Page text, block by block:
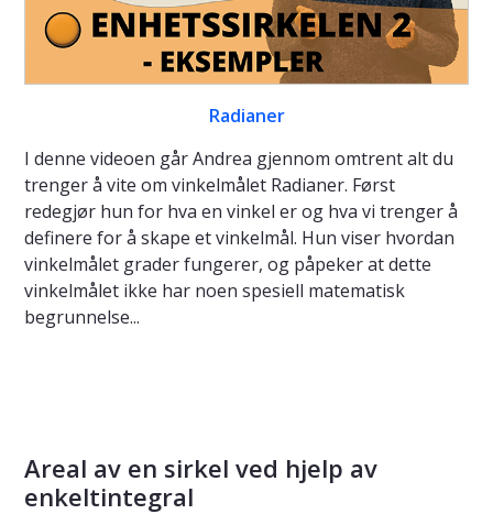
Radianer
I denne videoen går Andrea gjennom omtrent alt du
trenger å vite om vinkelmålet Radianer. Først
redegjør hun for hva en vinkel er og hva vi trenger å
definere for å skape et vinkelmål. Hun viser hvordan
vinkelmålet grader fungerer, og påpeker at dette
vinkelmålet ikke har noen spesiell matematisk
begrunnelse...
Areal av en sirkel ved hjelp av
enkeltintegral